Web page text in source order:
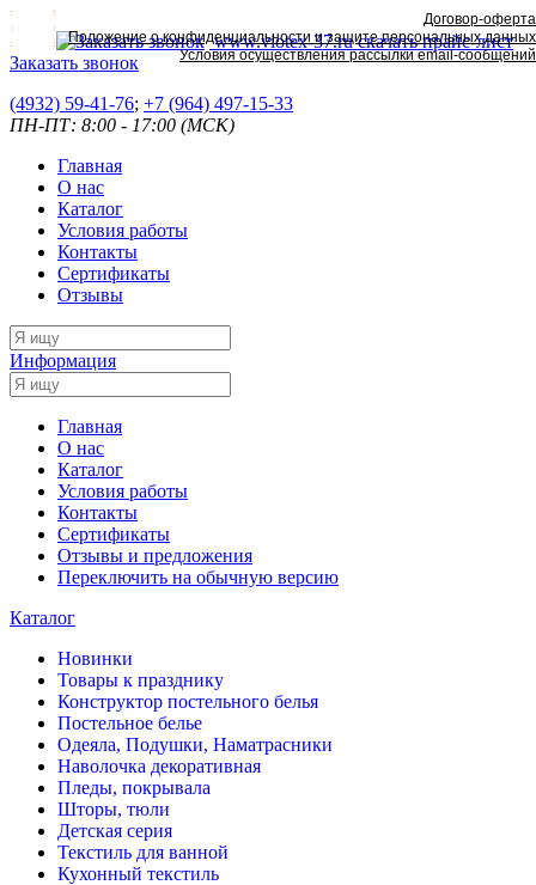
www.viotex-37.ruскачать прайс-лист
Заказать звонок
(4932) 59-41-76; +7 (964) 497-15-33
ПН-ПТ: 8:00 - 17:00 (МСК)
Главная
О нас
Каталог
Условия работы
Контакты
Сертификаты
Отзывы
Информация
Главная
О нас
Каталог
Условия работы
Контакты
Сертификаты
Отзывы и предложения
Переключить на обычную версию
Каталог
Новинки
Товары к празднику
Конструктор постельного белья
Постельное белье
Одеяла, Подушки, Наматрасники
Наволочка декоративная
Пледы, покрывала
Шторы, тюли
Детская серия
Текстиль для ванной
Кухонный текстиль
Договор-оферта
Положение о конфиденциальности и защите персональных данных
Условия осуществления рассылки email-сообщений